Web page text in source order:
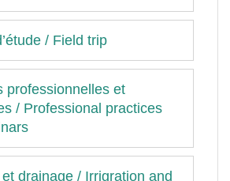
/ Field trip
professionnelles et
/ Professional practices
drainage / Irrigration and